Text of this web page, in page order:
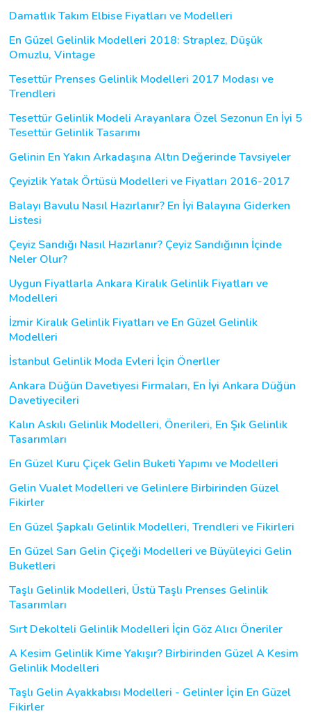
Damatlık Takım Elbise Fiyatları ve Modelleri
En Güzel Gelinlik Modelleri 2018: Straplez, Düşük
Omuzlu, Vintage
Tesettür Prenses Gelinlik Modelleri 2017 Modası ve
Trendleri
Tesettür Gelinlik Modeli Arayanlara Özel Sezonun En İyi 5
Tesettür Gelinlik Tasarımı
Gelinin En Yakın Arkadaşına Altın Değerinde Tavsiyeler
Çeyizlik Yatak Örtüsü Modelleri ve Fiyatları 2016-2017
Balayı Bavulu Nasıl Hazırlanır? En İyi Balayına Giderken
Listesi
Çeyiz Sandığı Nasıl Hazırlanır? Çeyiz Sandığının İçinde
Neler Olur?
Uygun Fiyatlarla Ankara Kiralık Gelinlik Fiyatları ve
Modelleri
İzmir Kiralık Gelinlik Fiyatları ve En Güzel Gelinlik
Modelleri
İstanbul Gelinlik Moda Evleri İçin Önerller
Ankara Düğün Davetiyesi Firmaları, En İyi Ankara Düğün
Davetiyecileri
Kalın Askılı Gelinlik Modelleri, Önerileri, En Şık Gelinlik
Tasarımları
En Güzel Kuru Çiçek Gelin Buketi Yapımı ve Modelleri
Gelin Vualet Modelleri ve Gelinlere Birbirinden Güzel
Fikirler
En Güzel Şapkalı Gelinlik Modelleri, Trendleri ve Fikirleri
En Güzel Sarı Gelin Çiçeği Modelleri ve Büyüleyici Gelin
Buketleri
Taşlı Gelinlik Modelleri, Üstü Taşlı Prenses Gelinlik
Tasarımları
Sırt Dekolteli Gelinlik Modelleri İçin Göz Alıcı Öneriler
A Kesim Gelinlik Kime Yakışır? Birbirinden Güzel A Kesim
Gelinlik Modelleri
Taşlı Gelin Ayakkabısı Modelleri - Gelinler İçin En Güzel
Fikirler